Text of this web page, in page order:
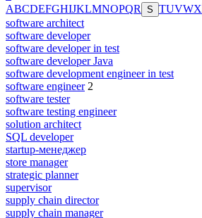
ABCDEFGHIJKLMNOPQR S TUVWX
software architect
software developer
software developer in test
software developer Java
software development engineer in test
software engineer 2
software tester
software testing engineer
solution architect
SQL developer
startup-менеджер
store manager
strategic planner
supervisor
supply chain director
supply chain manager